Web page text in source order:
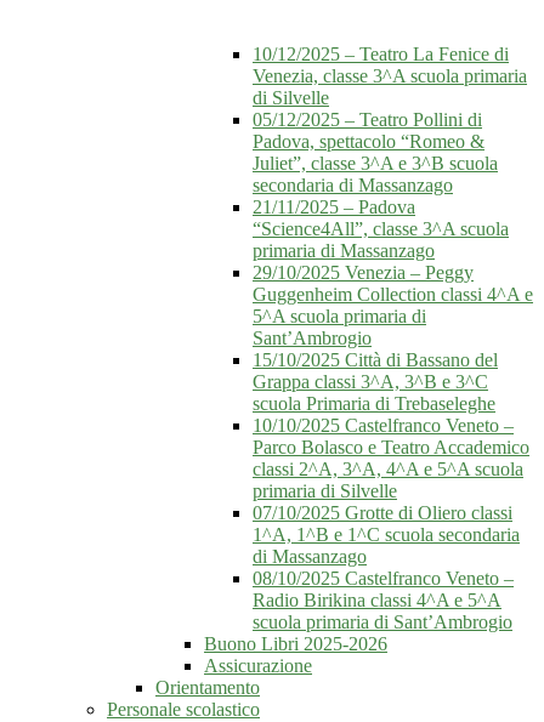
10/12/2025 – Teatro La Fenice di
Venezia, classe 3^A scuola primaria
di Silvelle
05/12/2025 – Teatro Pollini di
Padova, spettacolo “Romeo &
Juliet”, classe 3^A e 3^B scuola
secondaria di Massanzago
21/11/2025 – Padova
“Science4All”, classe 3^A scuola
primaria di Massanzago
29/10/2025 Venezia – Peggy
Guggenheim Collection classi 4^A e
5^A scuola primaria di
Sant’Ambrogio
15/10/2025 Città di Bassano del
Grappa classi 3^A, 3^B e 3^C
scuola Primaria di Trebaseleghe
10/10/2025 Castelfranco Veneto –
Parco Bolasco e Teatro Accademico
classi 2^A, 3^A, 4^A e 5^A scuola
primaria di Silvelle
07/10/2025 Grotte di Oliero classi
1^A, 1^B e 1^C scuola secondaria
di Massanzago
08/10/2025 Castelfranco Veneto –
Radio Birikina classi 4^A e 5^A
scuola primaria di Sant’Ambrogio
Buono Libri 2025-2026
Assicurazione
Orientamento
Personale scolastico